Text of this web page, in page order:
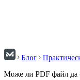
Блог
Може ли PDF файл да